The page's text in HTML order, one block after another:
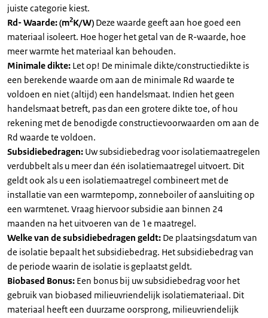
juiste categorie kiest.
Rd- Waarde: (m2K/W) Deze waarde geeft aan hoe goed een
materiaal isoleert. Hoe hoger het getal van de R-waarde, hoe
meer warmte het materiaal kan behouden.
Minimale dikte: Let op! De minimale dikte/constructiedikte is
een berekende waarde om aan de minimale Rd waarde te
voldoen en niet (altijd) een handelsmaat. Indien het geen
handelsmaat betreft, pas dan een grotere dikte toe, of hou
rekening met de benodigde constructievoorwaarden om aan de
Rd waarde te voldoen.
Subsidiebedragen: Uw subsidiebedrag voor isolatiemaatregelen
verdubbelt als u meer dan één isolatiemaatregel uitvoert. Dit
geldt ook als u een isolatiemaatregel combineert met de
installatie van een warmtepomp, zonneboiler of aansluiting op
een warmtenet. Vraag hiervoor subsidie aan binnen 24
maanden na het uitvoeren van de 1e maatregel.
Welke van de subsidiebedragen geldt: De plaatsingsdatum van
de isolatie bepaalt het subsidiebedrag. Het subsidiebedrag van
de periode waarin de isolatie is geplaatst geldt.
Biobased Bonus: Een bonus bij uw subsidiebedrag voor het
gebruik van biobased milieuvriendelijk isolatiemateriaal. Dit
materiaal heeft een duurzame oorsprong, milieuvriendelijk